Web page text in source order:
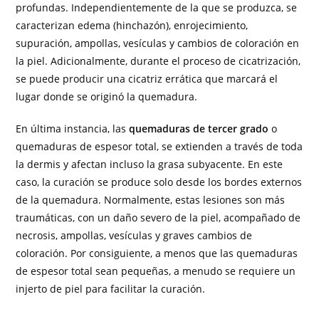
profundas. Independientemente de la que se produzca, se
caracterizan edema (hinchazón), enrojecimiento,
supuración, ampollas, vesículas y cambios de coloración en
la piel. Adicionalmente, durante el proceso de cicatrización,
se puede producir una cicatriz errática que marcará el
lugar donde se originó la quemadura.
En última instancia, lasquemaduras de tercer grado o
quemaduras de espesor total, se extienden a través de toda
la dermis y afectan incluso la grasa subyacente. En este
caso, la curación se produce solo desde los bordes externos
de la quemadura. Normalmente, estas lesiones son más
traumáticas, con un daño severo de la piel, acompañado de
necrosis, ampollas, vesículas y graves cambios de
coloración. Por consiguiente, a menos que las quemaduras
de espesor total sean pequeñas, a menudo se requiere un
injerto de piel para facilitar la curación.